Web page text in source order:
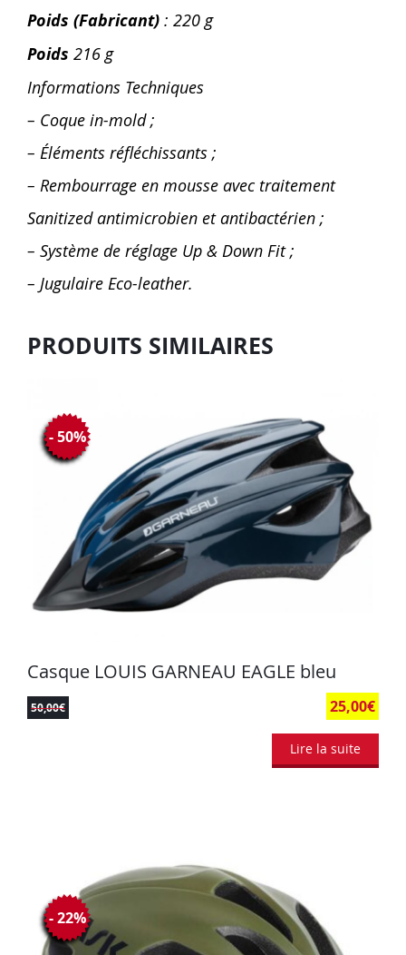
Poids (Fabricant) : 220 g
Poids 216 g
Informations Techniques
– Coque in-mold ;
– Éléments réfléchissants ;
– Rembourrage en mousse avec traitement
Sanitized antimicrobien et antibactérien ;
– Système de réglage Up & Down Fit ;
– Jugulaire Eco-leather.
PRODUITS SIMILAIRES
Casque LOUIS GARNEAU EAGLE bleu
50,00€ 25,00€
- 50%
Lire la suite
- 22%